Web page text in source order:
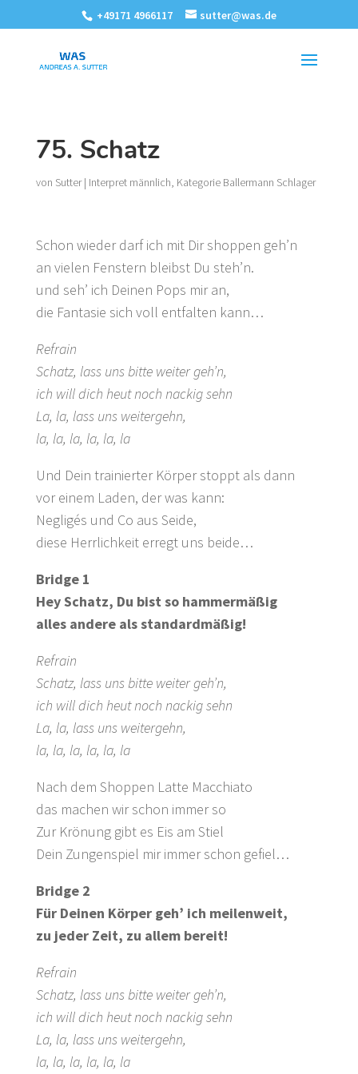
+49171 4966117 sutter@was.de
75. Schatz
von Sutter| Interpret männlich, Kategorie Ballermann Schlager
Schon wieder darf ich mit Dir shoppen geh’n
an vielen Fenstern bleibst Du steh’n.
und seh’ ich Deinen Pops mir an,
die Fantasie sich voll entfalten kann…
Refrain
Schatz, lass uns bitte weiter geh’n,
ich will dich heut noch nackig sehn
La, la, lass uns weitergehn,
la, la, la, la, la, la
Und Dein trainierter Körper stoppt als dann
vor einem Laden, der was kann:
Negligés und Co aus Seide,
diese Herrlichkeit erregt uns beide…
Bridge 1
Hey Schatz, Du bist so hammermäßig
alles andere als standardmäßig!
Refrain
Schatz, lass uns bitte weiter geh’n,
ich will dich heut noch nackig sehn
La, la, lass uns weitergehn,
la, la, la, la, la, la
Nach dem Shoppen Latte Macchiato
das machen wir schon immer so
Zur Krönung gibt es Eis am Stiel
Dein Zungenspiel mir immer schon gefiel…
Bridge 2
Für Deinen Körper geh’ ich meilenweit,
zu jeder Zeit, zu allem bereit!
Refrain
Schatz, lass uns bitte weiter geh’n,
ich will dich heut noch nackig sehn
La, la, lass uns weitergehn,
la, la, la, la, la, la